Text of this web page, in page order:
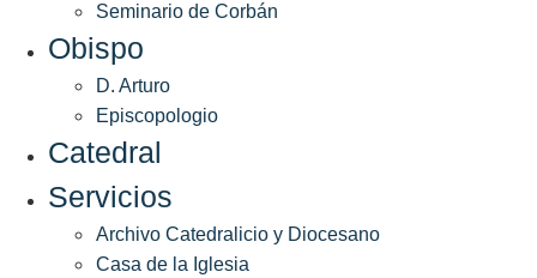
Seminario de Corbán
Obispo
D. Arturo
Episcopologio
Catedral
Servicios
Archivo Catedralicio y Diocesano
Casa de la Iglesia